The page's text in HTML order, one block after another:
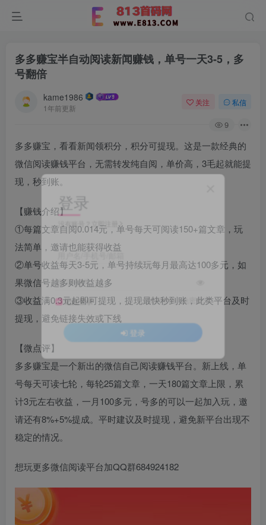
多多赚宝半自动阅读新闻赚钱，单号一天3-5，多
号翻倍
kame1986
1年前更新
关注 私信
9
多多赚宝，看看新闻领积分，积分可提现。这是一款经典的
微信阅读赚钱平台，无需转发纯自阅，单价高，3毛起就能提
现，秒到账。
【赚钱介绍】
①每篇文章自阅0.014元，单号每天可阅读150+篇文章，玩
法简单，邀请也能获得收益
②单号收益每天3-5元，单号持续玩每月最高达100多元，如
果微信号越多则收益越多
③收益满0.3元起即可提现，提现最快秒到账，此类平台及时
提现，避免链接失效或下线
【微点评】
多多赚宝是一个新出的微信自己阅读赚钱平台。新上线，单
号每天可读七轮，每轮25篇文章，一天180篇文章上限，累
计3元左右收益，一月100多元，号多的可以一起加入玩，邀
请还有8%+5%提成。平时建议及时提现，避免新平台出现不
稳定的情况。
想玩更多微信阅读平台加QQ群684924182
登录
用户名/手机号/邮箱
登录密码
记住登录 找回密码|免密登录
登录